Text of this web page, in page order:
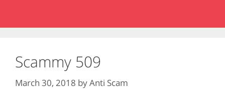
Scammy 509
March 30, 2018 byAnti Scam